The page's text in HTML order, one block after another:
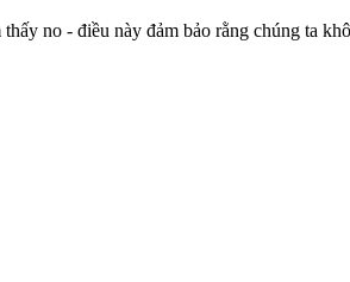
no - điều này đảm bảo rằng chúng ta